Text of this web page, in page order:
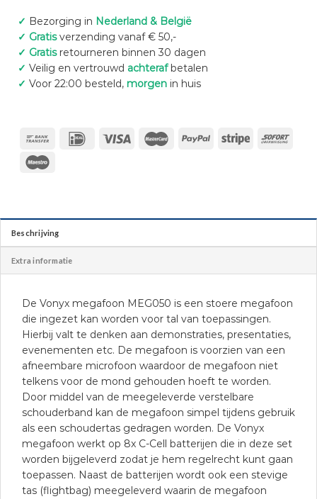
✓ Bezorging in Nederland & België
✓ Gratisverzending vanaf € 50,-
✓ Gratisretourneren binnen 30 dagen
✓ Veilig en vertrouwd achterafbetalen
✓ Voor 22:00 besteld, morgenin huis
Beschrijving
Extra informatie
De Vonyx megafoon MEG050 is een stoere megafoon
die ingezet kan worden voor tal van toepassingen.
Hierbij valt te denken aan demonstraties, presentaties,
evenementen etc. De megafoon is voorzien van een
afneembare microfoon waardoor de megafoon niet
telkens voor de mond gehouden hoeft te worden.
Door middel van de meegeleverde verstelbare
schouderband kan de megafoon simpel tijdens gebruik
als een schoudertas gedragen worden. De Vonyx
megafoon werkt op 8x C-Cell batterijen die in deze set
worden bijgeleverd zodat je hem regelrecht kunt gaan
toepassen. Naast de batterijen wordt ook een stevige
tas (flightbag) meegeleverd waarin de megafoon